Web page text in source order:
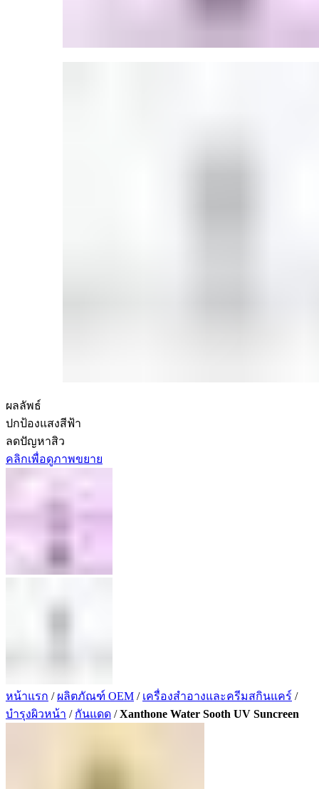
ผลลัพธ์
ปกป้องแสงสีฟ้า
ลดปัญหาสิว
คลิกเพื่อดูภาพขยาย
หน้าแรก / ผลิตภัณฑ์ OEM / เครื่องสำอางและครีมสกินแคร์ /
บำรุงผิวหน้า / กันแดด /Xanthone Water Sooth UV Suncreen